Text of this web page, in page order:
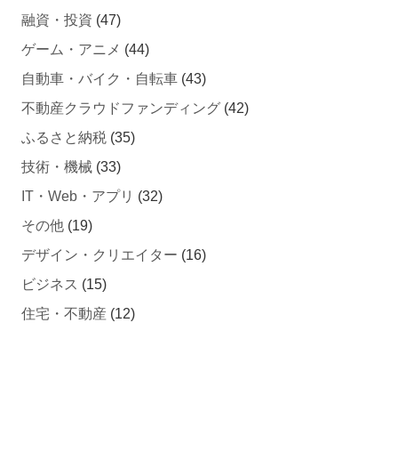
融資・投資 (47)
ゲーム・アニメ (44)
自動車・バイク・自転車 (43)
不動産クラウドファンディング (42)
ふるさと納税 (35)
技術・機械 (33)
IT・Web・アプリ (32)
その他 (19)
デザイン・クリエイター (16)
ビジネス (15)
住宅・不動産 (12)